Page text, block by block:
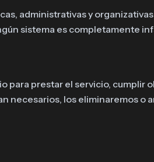
administrativas y
sistema es completamente
para prestar el servicio,
necesarios, los eliminaremos